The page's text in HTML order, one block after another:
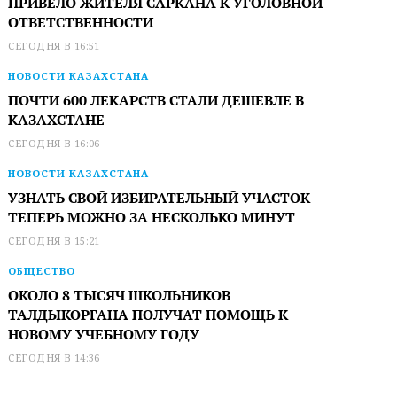
ОТВЕТСТВЕННОСТИ
СЕГОДНЯ В 16:51
НОВОСТИ КАЗАХСТАНА
ПОЧТИ 600 ЛЕКАРСТВ СТАЛИ ДЕШЕВЛЕ В
КАЗАХСТАНЕ
СЕГОДНЯ В 16:06
НОВОСТИ КАЗАХСТАНА
УЗНАТЬ СВОЙ ИЗБИРАТЕЛЬНЫЙ УЧАСТОК
ТЕПЕРЬ МОЖНО ЗА НЕСКОЛЬКО МИНУТ
СЕГОДНЯ В 15:21
ОБЩЕСТВО
ОКОЛО 8 ТЫСЯЧ ШКОЛЬНИКОВ
ТАЛДЫКОРГАНА ПОЛУЧАТ ПОМОЩЬ К
НОВОМУ УЧЕБНОМУ ГОДУ
СЕГОДНЯ В 14:36